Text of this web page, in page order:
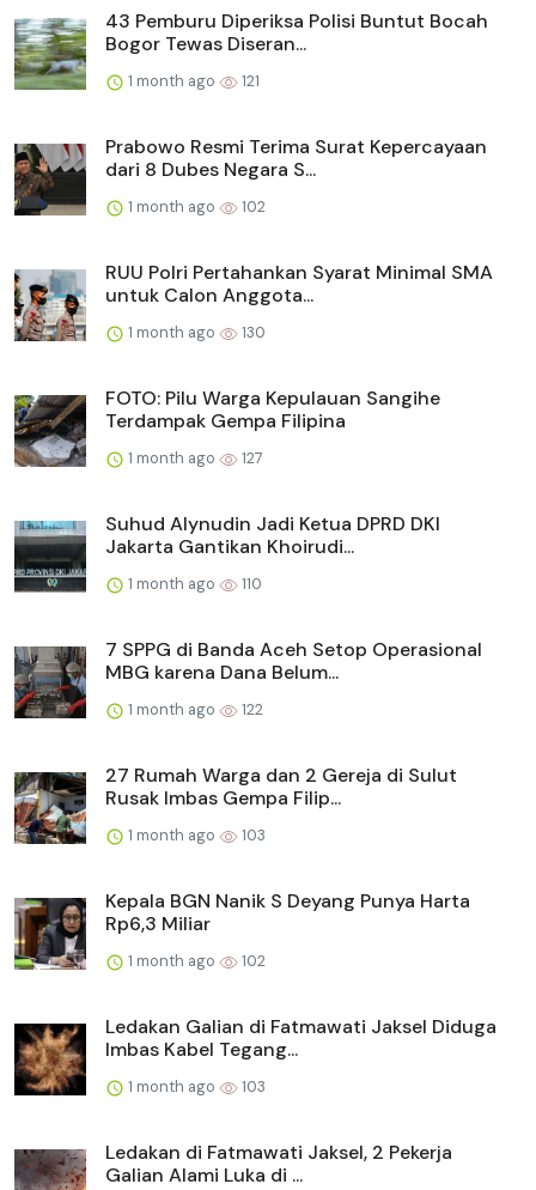
43 Pemburu Diperiksa Polisi Buntut Bocah
Bogor Tewas Diseran...
1 month ago 121
Prabowo Resmi Terima Surat Kepercayaan
dari 8 Dubes Negara S...
1 month ago 102
RUU Polri Pertahankan Syarat Minimal SMA
untuk Calon Anggota...
1 month ago 130
FOTO: Pilu Warga Kepulauan Sangihe
Terdampak Gempa Filipina
1 month ago 127
Suhud Alynudin Jadi Ketua DPRD DKI
Jakarta Gantikan Khoirudi...
1 month ago 110
7 SPPG di Banda Aceh Setop Operasional
MBG karena Dana Belum...
1 month ago 122
27 Rumah Warga dan 2 Gereja di Sulut
Rusak Imbas Gempa Filip...
1 month ago 103
Kepala BGN Nanik S Deyang Punya Harta
Rp6,3 Miliar
1 month ago 102
Ledakan Galian di Fatmawati Jaksel Diduga
Imbas Kabel Tegang...
1 month ago 103
Ledakan di Fatmawati Jaksel, 2 Pekerja
Galian Alami Luka di ...